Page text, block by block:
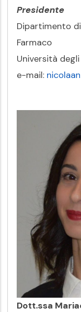
Presidente
Dipartimento
Farmaco
Università
e-mail:
Dott.ssa